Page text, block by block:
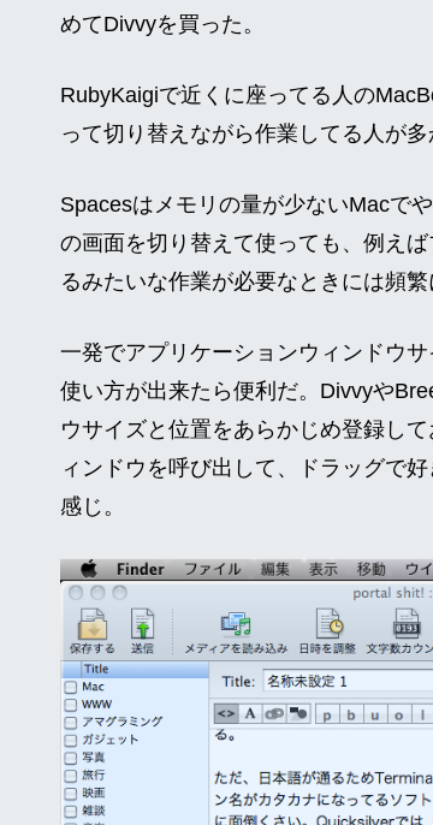
めてDivvyを買った。
RubyKaigiで近くに座ってる人の
って切り替えながら作業してる人が多
Spacesはメモリの量が少ないMacで
の画面を切り替えて使っても、例え
るみたいな作業が必要なときには頻
一発でアプリケーションウィンドウ
使い方が出来たら便利だ。Divvyや
ウサイズと位置をあらかじめ登録し
ィンドウを呼び出して、ドラッグで
感じ。